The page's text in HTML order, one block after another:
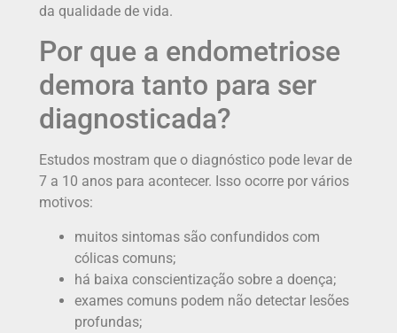
da qualidade de vida.
Por que a endometriose
demora tanto para ser
diagnosticada?
Estudos mostram que o diagnóstico pode levar de
7 a 10 anos para acontecer. Isso ocorre por vários
motivos:
muitos sintomas são confundidos com
cólicas comuns;
há baixa conscientização sobre a doença;
exames comuns podem não detectar lesões
profundas;